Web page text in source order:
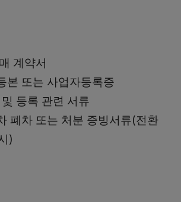
계약서
본 또는 사업자등록증
등록 관련 서류
폐차 또는 처분 증빙서류(전환
)